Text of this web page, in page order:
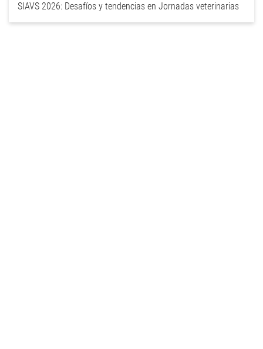
SIAVS 2026: Desafíos y tendencias en Jornadas veterinarias